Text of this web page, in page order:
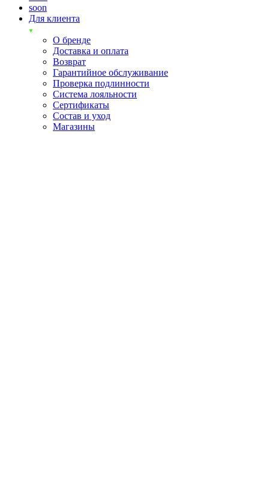
soon
Для клиента
О бренде
Доставка и оплата
Возврат
Гарантийное обслуживание
Проверка подлинности
Система лояльности
Сертификаты
Состав и уход
Магазины